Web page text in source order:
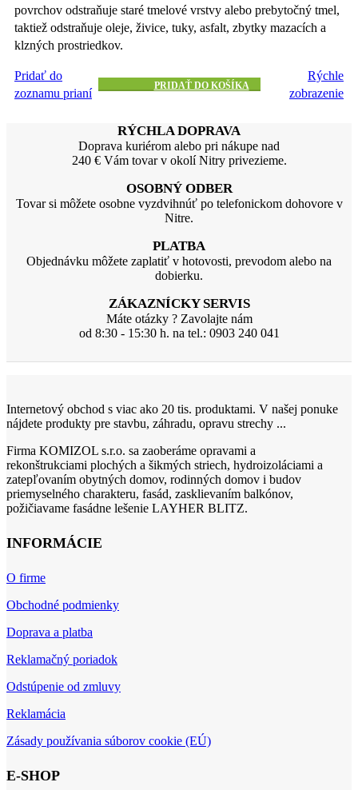
povrchov odstraňuje staré tmelové vrstvy alebo prebytočný tmel,
taktiež odstraňuje oleje, živice, tuky, asfalt, zbytky mazacích a
klzných prostriedkov.
Pridať do
zoznamu prianí
PRIDAŤ DO KOŠÍKA
Rýchle
zobrazenie
RÝCHLA DOPRAVA
Doprava kuriérom alebo pri nákupe nad
240 € Vám tovar v okolí Nitry privezieme.
OSOBNÝ ODBER
Tovar si môžete osobne vyzdvihnúť po telefonickom dohovore v
Nitre.
PLATBA
Objednávku môžete zaplatiť v hotovosti, prevodom alebo na
dobierku.
ZÁKAZNÍCKY SERVIS
Máte otázky ? Zavolajte nám
od 8:30 - 15:30 h. na tel.: 0903 240 041
Internetový obchod s viac ako 20 tis. produktami. V našej ponuke
nájdete produkty pre stavbu, záhradu, opravu strechy ...
Firma KOMIZOL s.r.o. sa zaoberáme opravami a
rekonštrukciami plochých a šikmých striech, hydroizoláciami a
zatepľovaním obytných domov, rodinných domov i budov
priemyselného charakteru, fasád, zasklievaním balkónov,
požičiavame fasádne lešenie LAYHER BLITZ.
INFORMÁCIE
O firme
Obchodné podmienky
Doprava a platba
Reklamačný poriadok
Odstúpenie od zmluvy
Reklamácia
Zásady používania súborov cookie (EÚ)
E-SHOP